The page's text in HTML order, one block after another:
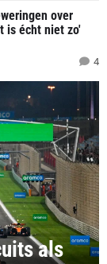
over
is écht niet zo'
4
als